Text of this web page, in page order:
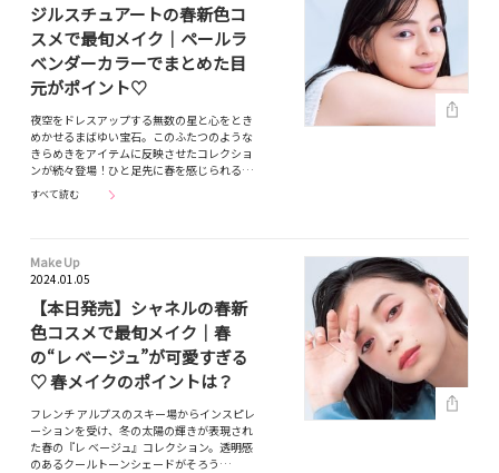
ジルスチュアートの春新色コ
スメで最旬メイク｜ペールラ
ベンダーカラーでまとめた目
元がポイント♡
夜空をドレスアップする無数の星と心をとき
めかせるまばゆい宝石。このふたつのような
きらめきをアイテムに反映させたコレクショ
ンが続々登場！ひと足先に春を感じられる…
すべて読む
Make Up
2024.01.05
【本日発売】シャネルの春新
色コスメで最旬メイク｜春
の“レ ベージュ”が可愛すぎる
♡ 春メイクのポイントは？
フレンチ アルプスのスキー場からインスピレ
ーションを受け、冬の太陽の輝きが表現され
た春の『レ ベージュ』コレクション。透明感
のあるクールトーンシェードがそろう…